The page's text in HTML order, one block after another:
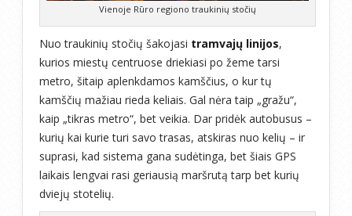
Vienoje Rūro regiono traukinių stočių
Nuo traukinių stočių šakojasi tramvajų linijos,
kurios miestų centruose driekiasi po žeme tarsi
metro, šitaip aplenkdamos kamščius, o kur tų
kamščių mažiau rieda keliais. Gal nėra taip „gražu“,
kaip „tikras metro“, bet veikia. Dar pridėk autobusus –
kurių kai kurie turi savo trasas, atskiras nuo kelių – ir
suprasi, kad sistema gana sudėtinga, bet šiais GPS
laikais lengvai rasi geriausią maršrutą tarp bet kurių
dviejų stotelių.